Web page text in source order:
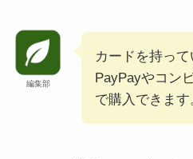
編集部
カードを持って
PayPayやコン
で購入できます